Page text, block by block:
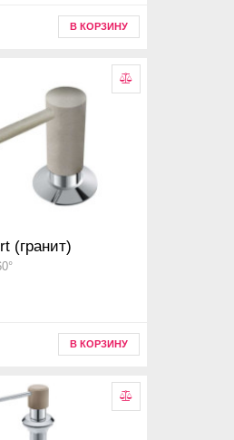
В КОРЗИНУ
(гранит)
В КОРЗИНУ